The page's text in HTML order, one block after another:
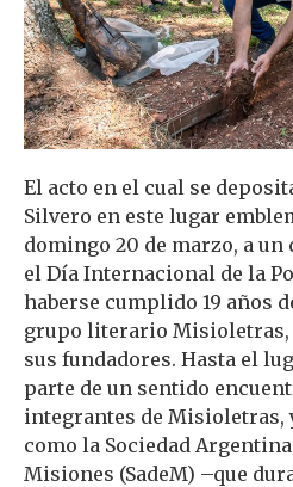
El acto en el cual se
Silvero en este lugar
domingo 20 de marzo, a
el Día Internacional de la
haberse cumplido 19 años
grupo literario Misioletras,
sus fundadores. Hasta el
parte de un sentido
integrantes de Misioletras,
como la Sociedad
Misiones (SadeM) –que